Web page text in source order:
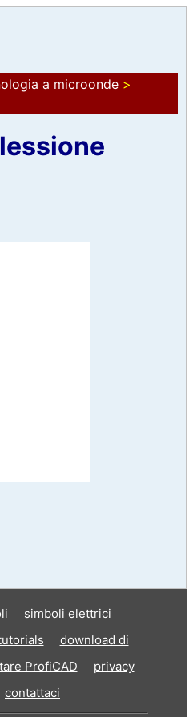
a microonde >
simboli elettrici
download di
ProfiCAD
privacy
contattaci